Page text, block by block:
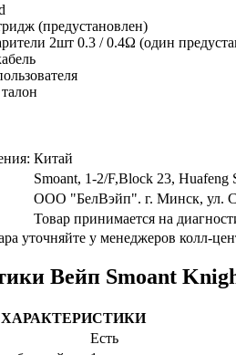
(предустановлен)
2шт 0.3 / 0.4Ω (один
Китай
Smoant, 1-2/F,Block 23, Huafeng
ООО "БелВэйп". г. Минск, ул.
Товар принимается на
уточняйте у менеджеров колл-
Вейп Smoant
Есть